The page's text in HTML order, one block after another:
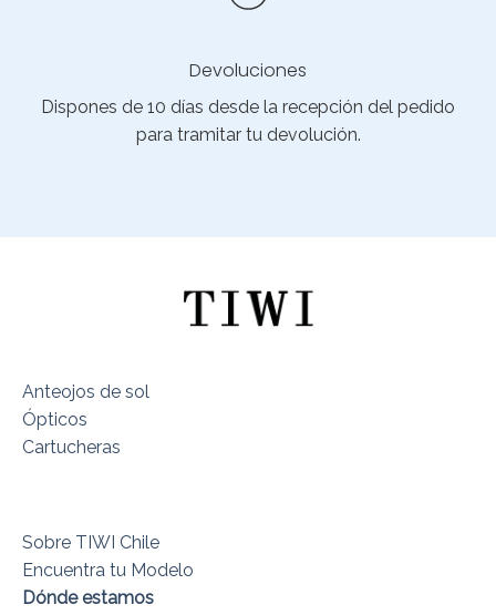
Devoluciones
Dispones de 10 días desde la recepción del pedido
para tramitar tu devolución.
Anteojos de sol
Ópticos
Cartucheras
Sobre TIWI Chile
Encuentra tu Modelo
Dónde estamos